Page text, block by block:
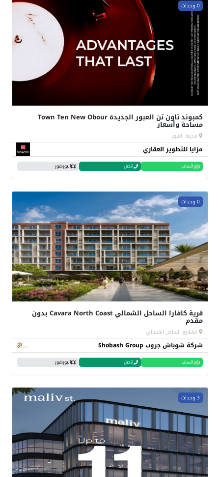
0 وحدات
كمبوند تاون تن العبور الجديدة Town Ten New Obour
مساحة وأسعار
مدينة العبور
مزايا للتطوير العقاري
واتساب اتصل البورشور
0 وحدات
قرية كافارا الساحل الشمالي Cavara North Coast بدون
مقدم
مشاريع الساحل الشمالي
شركة شوباش جروب Shobash Group
واتساب اتصل البورشور
3 وحدات